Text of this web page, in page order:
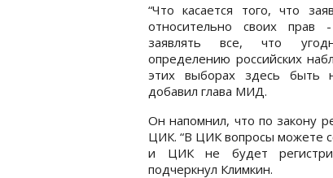
“Что касается того, что
относительно своих
заявлять все, что
определению российских
этих выборах здесь быть
добавил глава МИД.
Он напомнил, что по закону
ЦИК. “В ЦИК вопросы можете
и ЦИК не будет
подчеркнул Климкин.